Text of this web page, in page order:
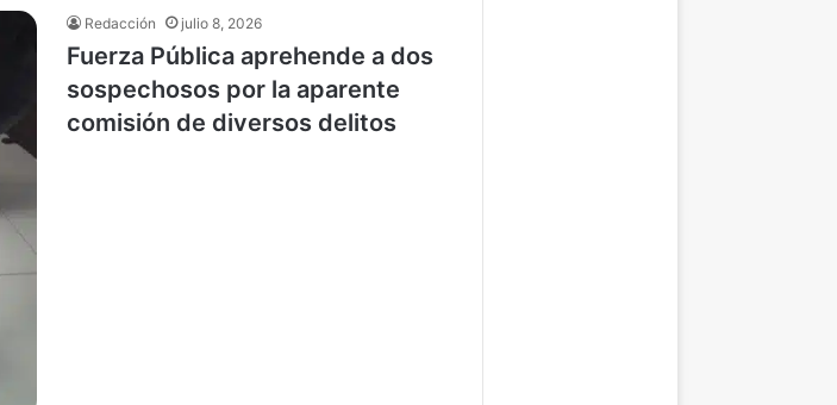
Redacción julio 8, 2026
Fuerza Pública aprehende a dos
sospechosos por la aparente
comisión de diversos delitos